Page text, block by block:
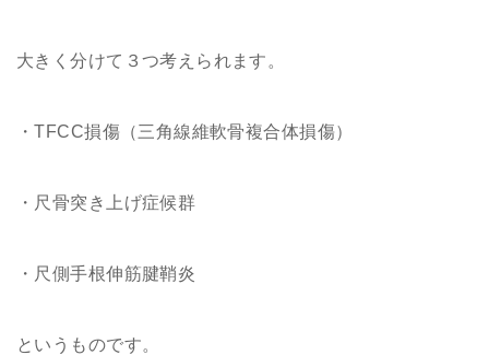
大きく分けて３つ考えられます。
・TFCC損傷（三角線維軟骨複合体損傷）
・尺骨突き上げ症候群
・尺側手根伸筋腱鞘炎
というものです。